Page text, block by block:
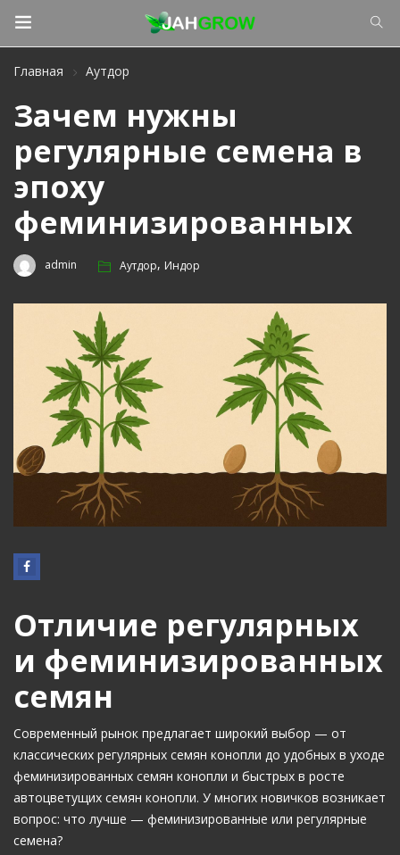
Главная Аутдор
Зачем нужны
регулярные семена в
эпоху
феминизированных
admin Аутдор, Индор
Отличие регулярных
и феминизированных
семян
Современный рынок предлагает широкий выбор — от
классических регулярных семян конопли до удобных в уходе
феминизированных семян конопли и быстрых в росте
автоцветущих семян конопли. У многих новичков возникает
вопрос: что лучше — феминизированные или регулярные
семена?